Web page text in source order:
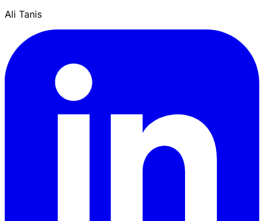
Ali Tanis